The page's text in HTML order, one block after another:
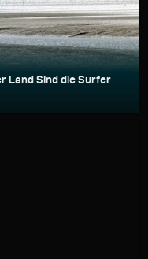
Land Sind die Surfer